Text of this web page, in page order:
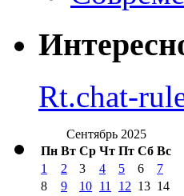
Rt.chat-
Сентябрь 2025
Пн Вт Ср Чт Пт Сб Вс
1 2 3 4 5 6
7
8
9 10 11 12 13 14